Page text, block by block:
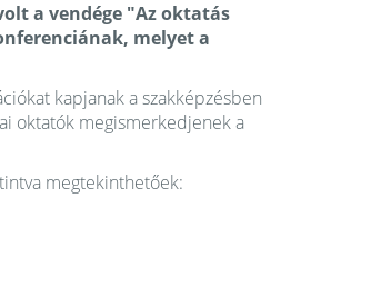
a vendége "Az oktatás
melyet a
kapjanak a szakképzésben
oktatók megismerkedjenek a
megtekinthetőek: